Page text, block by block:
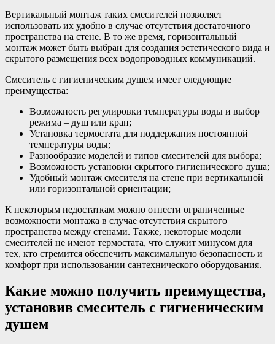
Вертикальный монтаж таких смесителей позволяет
использовать их удобно в случае отсутствия достаточного
пространства на стене. В то же время, горизонтальный
монтаж может быть выбран для создания эстетического вида и
скрытого размещения всех водопроводных коммуникаций.
Смеситель с гигиеническим душем имеет следующие
преимущества:
Возможность регулировки температуры воды и выбор
режима – душ или кран;
Установка термостата для поддержания постоянной
температуры воды;
Разнообразие моделей и типов смесителей для выбора;
Возможность установки скрытого гигиенического душа;
Удобный монтаж смесителя на стене при вертикальной
или горизонтальной ориентации;
К некоторым недостаткам можно отнести ограниченные
возможности монтажа в случае отсутствия скрытого
пространства между стенами. Также, некоторые модели
смесителей не имеют термостата, что служит минусом для
тех, кто стремится обеспечить максимальную безопасность и
комфорт при использовании сантехнического оборудования.
Какие можно получить преимущества,
установив смеситель с гигиеническим
душем